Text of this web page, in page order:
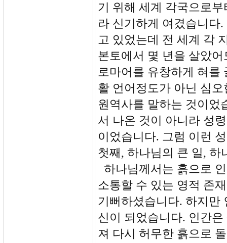
기 위해 세계 각국으로
라 신기하게 여겼습니다
고 있었는데 전 세계 각
본토에서 몇 년을 살았
로마어를 유창하게 혀를
활 언어정도가 아닌 심
원역사를 말하는 것이었
서 나온 것이 아니라 성
이었습니다. 그럼 이런
첫째, 하나님의 큰 일, 하
하나님께서는 흙으로
소통할 수 있는 영적 존
기뻐하셨습니다. 하지만
신이 되었습니다. 인간
져 다시 허무한 흙으로